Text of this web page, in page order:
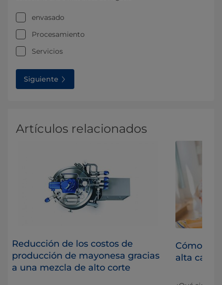
envasado
Procesamiento
Servicios
Siguiente
Artículos relacionados
Reducción de los costos de
producción de mayonesa gracias
a una mezcla de alto corte
Cómo
alta